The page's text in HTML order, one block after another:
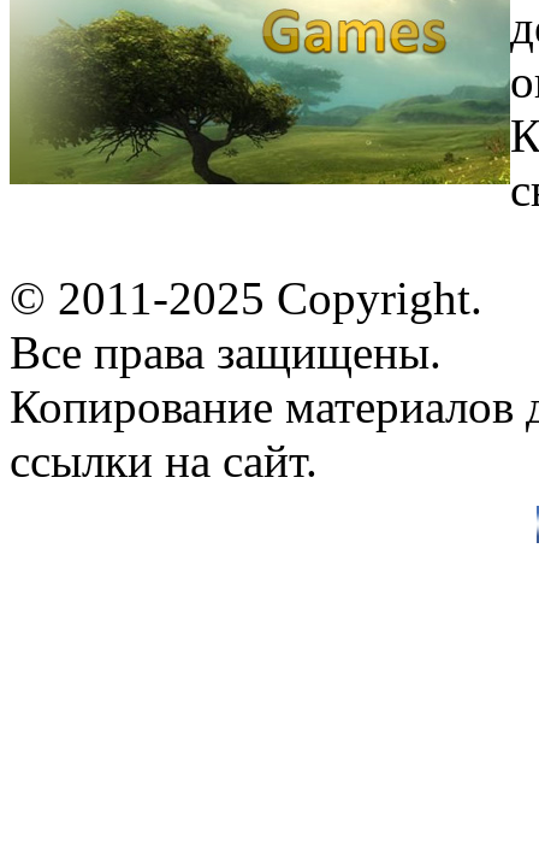
© 2011-2025 Copyright.
Все права защищены.
Копирование материалов
ссылки на сайт.